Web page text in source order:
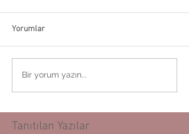
Yorumlar
Bir yorum yazın...
Tanıtılan Yazılar